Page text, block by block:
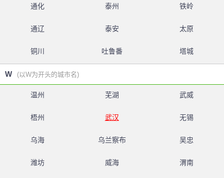
通化 泰州 铁岭
通辽 泰安 太原
铜川 吐鲁番 塔城
W (以W为开头的城市名)
温州 芜湖 武威
梧州 武汉 无锡
乌海 乌兰察布 吴忠
潍坊 威海 渭南